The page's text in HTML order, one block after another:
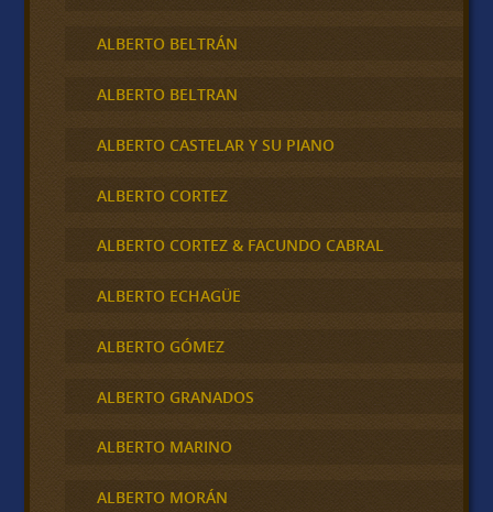
ALBERTO BELTRÁN
ALBERTO BELTRAN
ALBERTO CASTELAR Y SU PIANO
ALBERTO CORTEZ
ALBERTO CORTEZ & FACUNDO CABRAL
ALBERTO ECHAGÜE
ALBERTO GÓMEZ
ALBERTO GRANADOS
ALBERTO MARINO
ALBERTO MORÁN